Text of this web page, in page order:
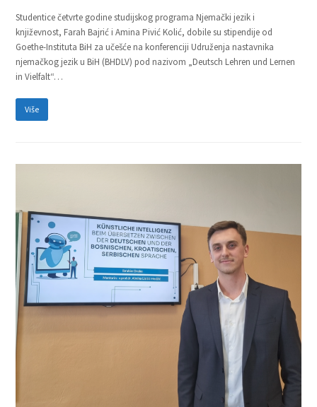
Studentice četvrte godine studijskog programa Njemački jezik i
književnost, Farah Bajrić i Amina Pivić Kolić, dobile su stipendije od
Goethe-Instituta BiH za učešće na konferenciji Udruženja nastavnika
njemačkog jezik u BiH (BHDLV) pod nazivom „Deutsch Lehren und Lernen
in Vielfalt“…
Više